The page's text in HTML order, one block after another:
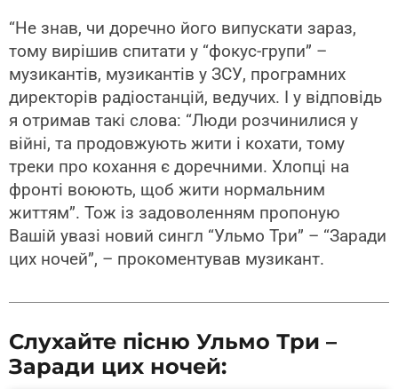
“Не знав, чи доречно його випускати зараз,
тому вирішив спитати у “фокус-групи” –
музикантів, музикантів у ЗСУ, програмних
директорів радіостанцій, ведучих. І у відповідь
я отримав такі слова: “Люди розчинилися у
війні, та продовжують жити і кохати, тому
треки про кохання є доречними. Хлопці на
фронті воюють, щоб жити нормальним
життям”. Тож із задоволенням пропоную
Вашій увазі новий сингл “Ульмо Три” – “Заради
цих ночей”, – прокоментував музикант.
Слухайте пісню Ульмо Три –
Заради цих ночей: